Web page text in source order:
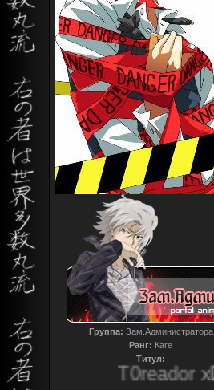
Группа: Зам.Администратора
Ранг: Каге
Титул:
T0reador xD